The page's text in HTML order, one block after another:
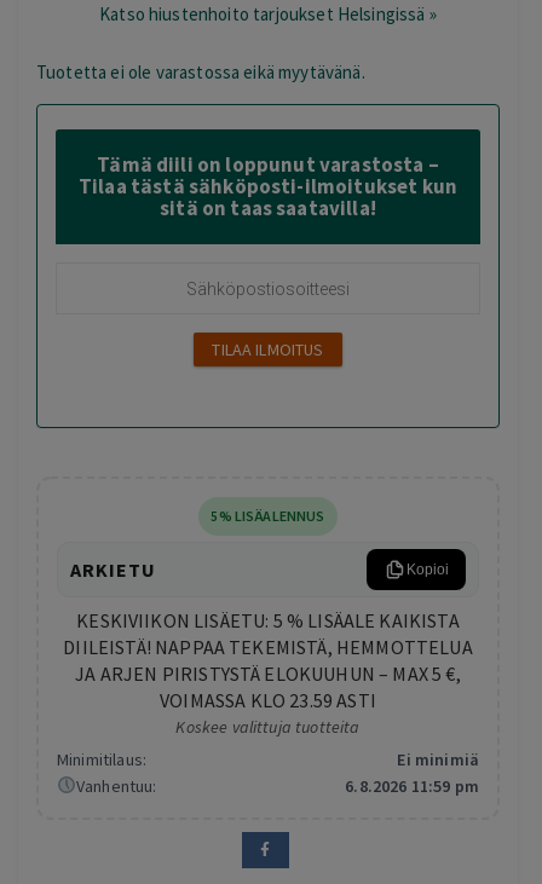
Katso hiustenhoito tarjoukset Helsingissä »
Tuotetta ei ole varastossa eikä myytävänä.
Tämä diili on loppunut varastosta –
Tilaa tästä sähköposti-ilmoitukset kun
sitä on taas saatavilla!
5% LISÄALENNUS
ARKIETU Kopioi
KESKIVIIKON LISÄETU: 5 % LISÄALE KAIKISTA
DIILEISTÄ! NAPPAA TEKEMISTÄ, HEMMOTTELUA
JA ARJEN PIRISTYSTÄ ELOKUUHUN – MAX 5 €,
VOIMASSA KLO 23.59 ASTI
Koskee valittuja tuotteita
Minimitilaus:
Ei minimiä
Vanhentuu:
6.8.2026 11:59 pm